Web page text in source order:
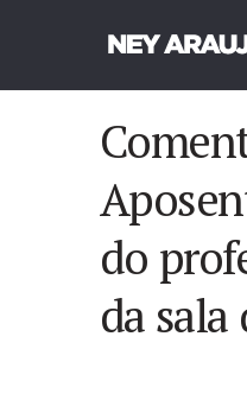
do
da sala